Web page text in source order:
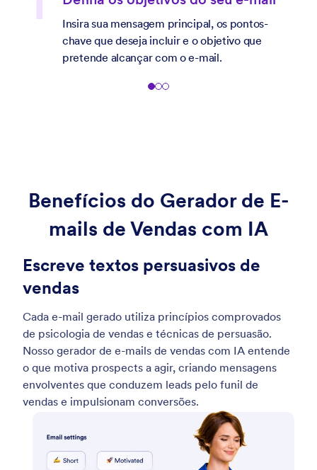
Selecione o idioma desejado, o tom (formal
ou informal), o nível de persuasão e o
tamanho do e-mail.
Benefícios do Gerador de E-
mails de Vendas com IA
Escreve textos persuasivos de
vendas
Cada e-mail gerado utiliza princípios comprovados
de psicologia de vendas e técnicas de persuasão.
Nosso gerador de e-mails de vendas com IA entende
o que motiva prospects a agir, criando mensagens
envolventes que conduzem leads pelo funil de
vendas e impulsionam conversões.